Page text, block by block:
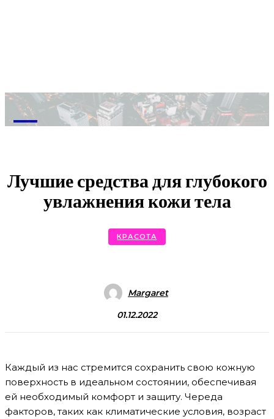
M
Лучшие средства для глубокого
увлажнения кожи тела
КРАСОТА
Margaret
01.12.2022
Каждый из нас стремится сохранить свою кожную
поверхность в идеальном состоянии, обеспечивая
ей необходимый комфорт и защиту. Череда
факторов, таких как климатические условия, возраст